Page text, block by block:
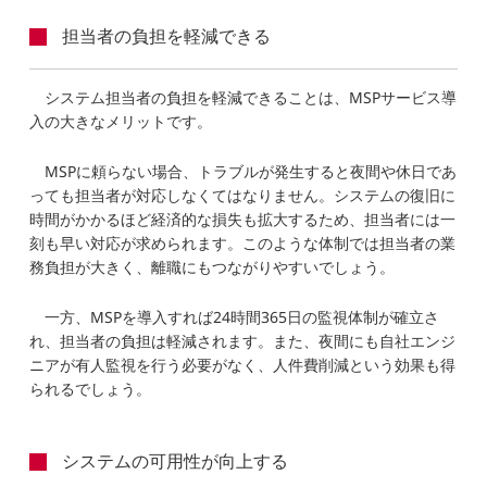
担当者の負担を軽減できる
システム担当者の負担を軽減できることは、MSPサービス導
入の大きなメリットです。
MSPに頼らない場合、トラブルが発生すると夜間や休日であ
っても担当者が対応しなくてはなりません。システムの復旧に
時間がかかるほど経済的な損失も拡大するため、担当者には一
刻も早い対応が求められます。このような体制では担当者の業
務負担が大きく、離職にもつながりやすいでしょう。
一方、MSPを導入すれば24時間365日の監視体制が確立さ
れ、担当者の負担は軽減されます。また、夜間にも自社エンジ
ニアが有人監視を行う必要がなく、人件費削減という効果も得
られるでしょう。
システムの可用性が向上する